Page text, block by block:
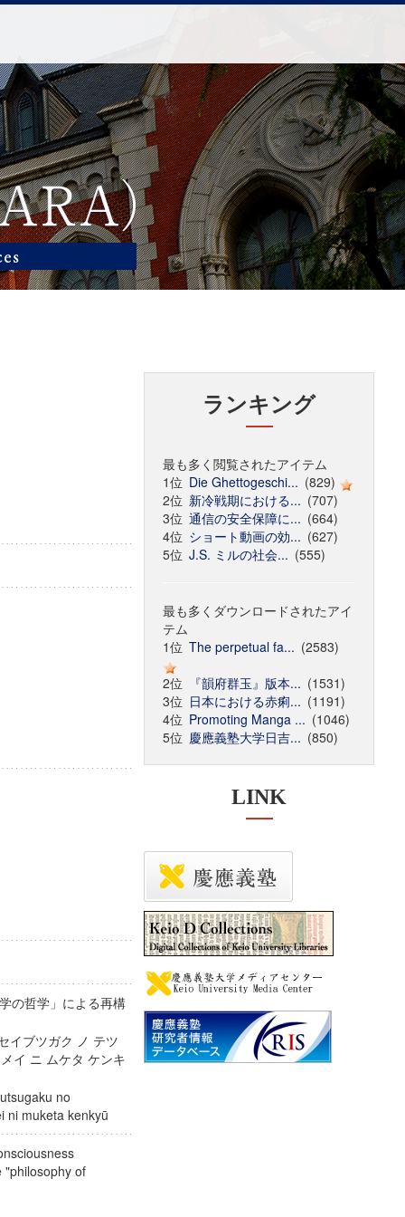
の哲学」による再構
イブツガク ノ テツ
イ ニ ムケタ ケンキ
no
ni muketa kenkyū
"philosophy of
ランキング
最も多く閲覧されたアイテム
1位 Die Ghettogeschi... (829)
2位 新冷戦期における... (707)
3位 通信の安全保障に... (664)
4位 ショート動画の効... (627)
5位 J.S. ミルの社会... (555)
最も多くダウンロードされたアイ
テム
1位 The perpetual fa... (2583)
2位
『韻府群玉』版本... (1531)
3位 日本における赤痢... (1191)
4位 Promoting Manga ... (1046)
5位 慶應義塾大学日吉... (850)
LINK